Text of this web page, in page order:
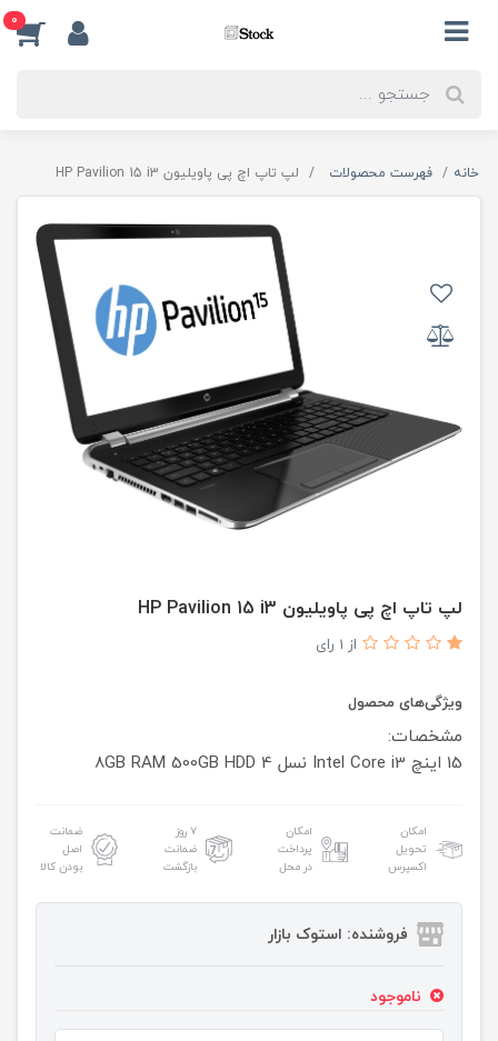
0
خانه فهرست محصولات لپ تاپ اچ پی پاویلیون HP Pavilion 15 i3
لپ تاپ اچ پی پاویلیون HP Pavilion 15 i3
از 1 رای
ویژگی‌های محصول
مشخصات:
15 اینچ
Intel Core i3 نسل 4 8GB RAM 500GB HDD
امکان
تحویل
اکسپرس
امکان
پرداخت
در محل
۷ روز
ضمانت
بازگشت
ضمانت
اصل
بودن کالا
فروشنده: استوک بازار
ناموجود